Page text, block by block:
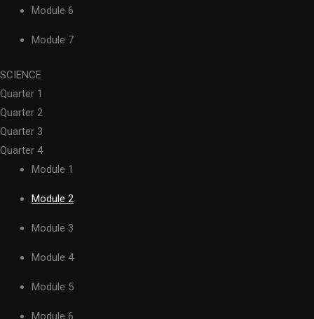
Module 6
Module 7
SCIENCE
Quarter 1
Quarter 2
Quarter 3
Quarter 4
Module 1
Module 2
Module 3
Module 4
Module 5
Module 6